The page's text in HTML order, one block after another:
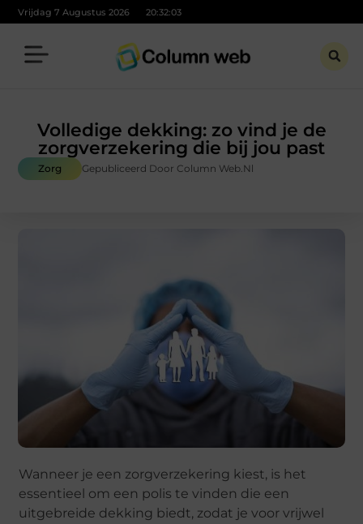
Vrijdag 7 Augustus 2026 20:32:04
Volledige dekking: zo vind je de
zorgverzekering die bij jou past
Zorg Gepubliceerd Door Column Web.nl
Wanneer je een zorgverzekering kiest, is het
essentieel om een polis te vinden die een
uitgebreide dekking biedt, zodat je voor vrijwel